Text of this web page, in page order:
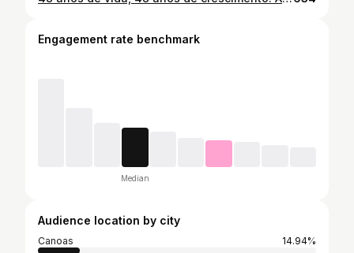
Engagement rate benchmark
Median
Audience location by city
Canoas
14.94%